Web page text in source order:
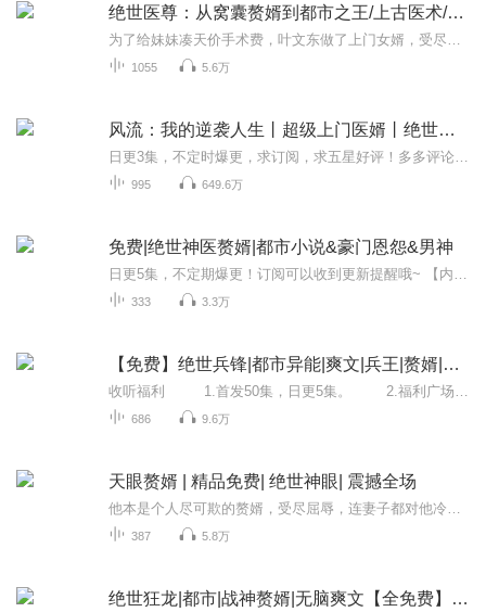
绝世医尊：从窝囊赘婿到都市之王/上古医术/武道
1055 5.6万
风流：我的逆袭人生丨超级上门医婿丨绝世小神医丨赘婿
995 649.6万
免费|绝世神医赘婿|都市小说&豪门恩怨&男神
333 3.3万
【免费】绝世兵锋|都市异能|爽文|兵王|赘婿|AI多播
686 9.6万
天眼赘婿 | 精品免费| 绝世神眼| 震撼全场
387 5.8万
绝世狂龙|都市|战神赘婿|无脑爽文【全免费】【完】